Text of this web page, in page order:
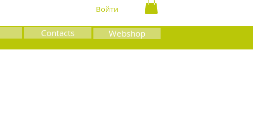
Войти
Contacts Webshop